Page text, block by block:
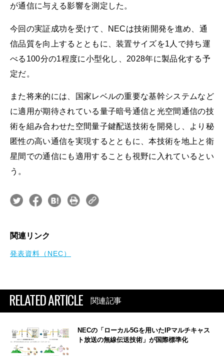
が通信に与える影響を測定した。
今回の実証成功を受けて、NECは技術開発を進め、通
信品質を向上するとともに、装置サイズを1人で持ち運
べる100分の1程度に小型化し、2028年に製品化する予
定だ。
また将来的には、国家レベルの重要な基幹システムなど
に適用が期待されている量子暗号通信と光空間通信の技
術を組み合わせた空間量子鍵配送技術を開発し、より秘
匿性の高い通信を実現するとともに、本技術を地上と衛
星間での通信にも適用することも視野に入れているとい
う。
関連リンク
発表資料（NEC）
RELATED ARTICLE 関連記事
NECの「ローカル5Gを用いたIPマルチキャス
ト放送の無線伝送技術」が国際標準化